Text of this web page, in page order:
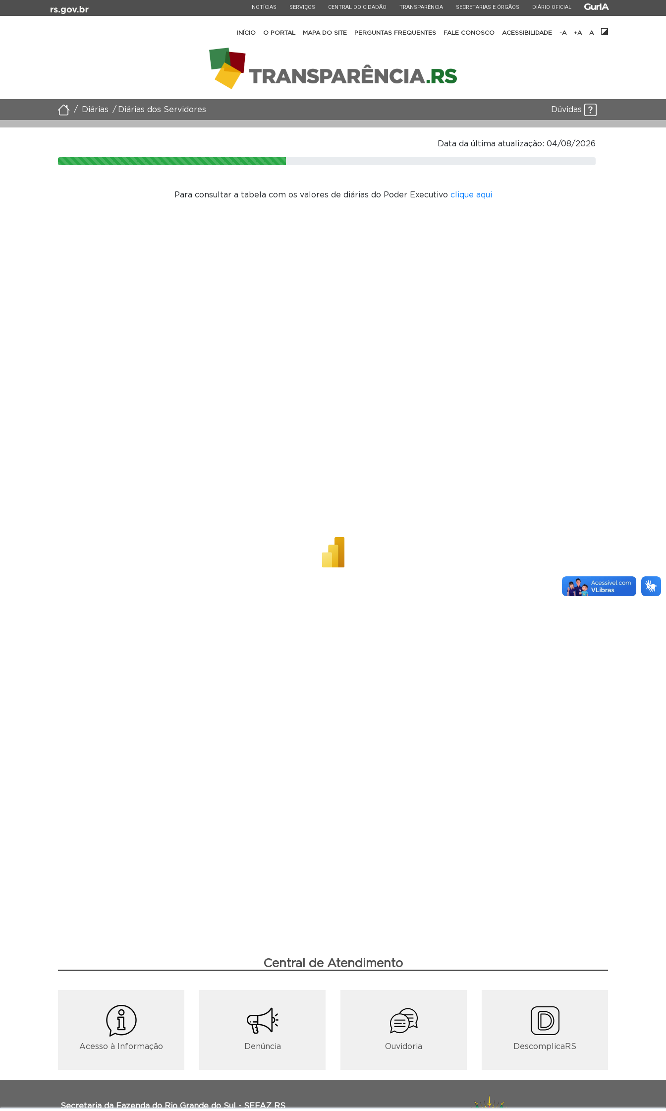
ESTADO
NOTÍCIAS ESTADO
SERVIÇOS ESTADO
CENTRAL DO CIDADÃO ESTADO
TRANSPARÊNCIA ESTADO
SECRETARIAS E ÓRGÃOS ESTADO
DIÁRIO OFICIAL ESTADO
INÍCIO O PORTAL MAPA DO SITE PERGUNTAS FREQUENTES FALE CONOSCO ACESSIBILIDADE -A +A A
Diárias Diárias dos Servidores Dúvidas
Data da última atualização: 04/08/2026
Para consultar a tabela com os valores de diárias do Poder Executivo clique aqui
Central de Atendimento
Acesso à Informação Denúncia Ouvidoria DescomplicaRS
Secretaria da Fazenda do Rio Grande do Sul - SEFAZ RS